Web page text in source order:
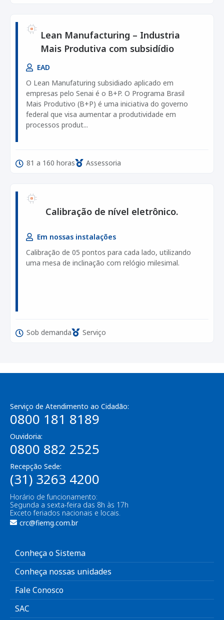
Lean Manufacturing – Industria
Mais Produtiva com subsidídio
EAD
O Lean Manufaturing subsidiado aplicado em
empresas pelo Senai é o B+P. O Programa Brasil
Mais Produtivo (B+P) é uma iniciativa do governo
federal que visa aumentar a produtividade em
processos produt...
81 a 160 horas Assessoria
Calibração de nível eletrônico.
Em nossas instalações
Calibração de 05 pontos para cada lado, utilizando
uma mesa de inclinação com relógio milesimal.
Sob demanda Serviço
Serviço de Atendimento ao Cidadão:
0800 181 8189
Ouvidoria:
0800 882 2525
Recepção Sede:
(31) 3263 4200
Horário de funcionamento:
Segunda a sexta-feira das 8h às 17h
Exceto feriados nacionais e locais.
crc@fiemg.com.br
Conheça o Sistema
Conheça nossas unidades
Fale Conosco
SAC